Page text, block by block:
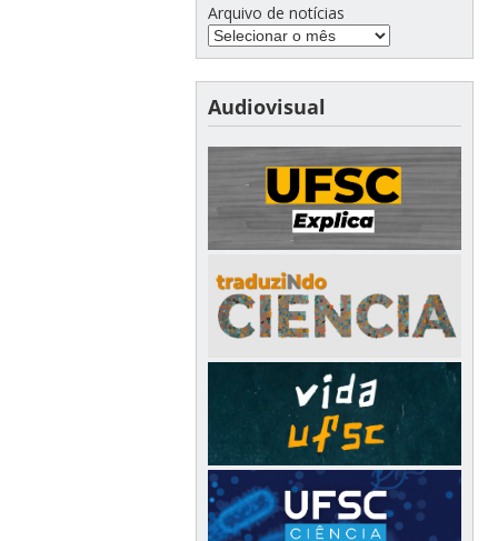
Arquivo de notícias
Audiovisual